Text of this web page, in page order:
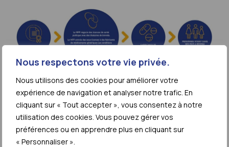
Nous respectons votre vie privée.
Nous utilisons des cookies pour améliorer votre
expérience de navigation et analyser notre trafic. En
cliquant sur « Tout accepter », vous consentez à notre
utilisation des cookies. Vous pouvez gérer vos
préférences ou en apprendre plus en cliquant sur
« Personnaliser ».
Principales
caractéristiques des
licences du MPP